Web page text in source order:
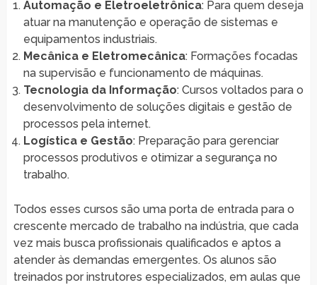
Automação e Eletroeletrônica: Para quem deseja
atuar na manutenção e operação de sistemas e
equipamentos industriais.
Mecânica e Eletromecânica: Formações focadas
na supervisão e funcionamento de máquinas.
Tecnologia da Informação: Cursos voltados para o
desenvolvimento de soluções digitais e gestão de
processos pela internet.
Logística e Gestão: Preparação para gerenciar
processos produtivos e otimizar a segurança no
trabalho.
Todos esses cursos são uma porta de entrada para o
crescente mercado de trabalho na indústria, que cada
vez mais busca profissionais qualificados e aptos a
atender às demandas emergentes. Os alunos são
treinados por instrutores especializados, em aulas que